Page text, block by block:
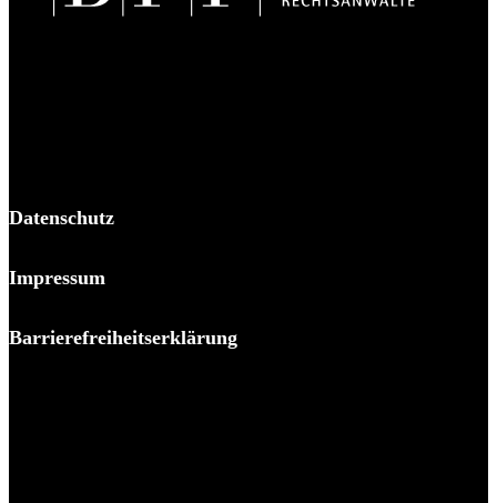
Datenschutz
Impressum
Barrierefreiheitserklärung